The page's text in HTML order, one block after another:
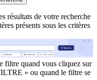
résultats de votre recherche
présents sous les critères
filtre quand vous cliquez sur
» ou quand le filtre se